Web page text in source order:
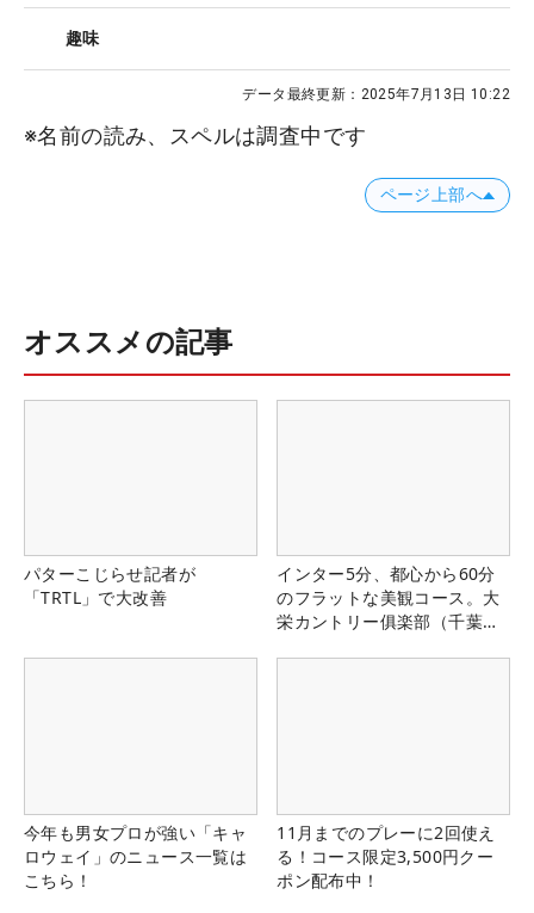
趣味
データ最終更新： 2025年7月13日 10:22
※名前の読み、スペルは調査中です
ページ上部へ
オススメの記事
パターこじらせ記者が
「TRTL」で大改善
インター5分、都心から60分
のフラットな美観コース。大
栄カントリー俱楽部（千葉
今年も男女プロが強い「キャ
ロウェイ」のニュース一覧は
こちら！
11月までのプレーに2回使え
る！コース限定3,500円クー
ポン配布中！